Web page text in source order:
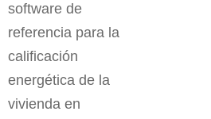
software de
referencia para la
calificación
energética de la
vivienda en